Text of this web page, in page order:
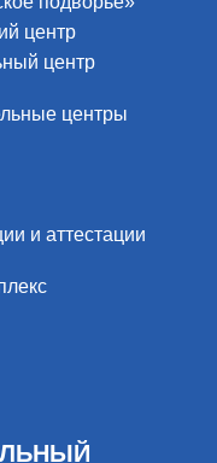
центр
центр
центры
и аттестации